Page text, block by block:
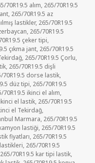
70R19.5 alım, 265/70R19.5
, 265/70R19.5 az
lastikler, 265/70R19.5
, 265/70R19.5
çeker tipi,
çıkma jant, 265/70R19.5
, 265/70R19.5 Çorlu,
, 265/70R19.5 dişli
70R19.5 dorse lastik,
düz tipi, 265/70R19.5
70R19.5 ikinci el alım,
el lastik, 265/70R19.5
el Tekirdağ,
Marmara, 265/70R19.5
lastiği, 265/70R19.5
fiyatları, 265/70R19.5
, 265/70R19.5
265/70R19.5 kar tipi lastik,